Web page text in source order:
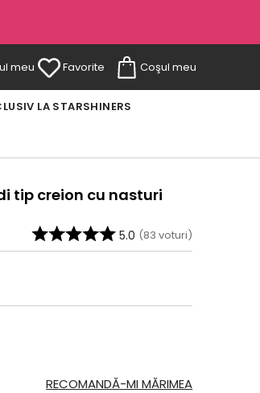
meu Favorite Coşul meu
LA STARSHINERS
tip creion cu nasturi
5.0 (83 voturi)
RECOMANDĂ-MI MĂRIMEA